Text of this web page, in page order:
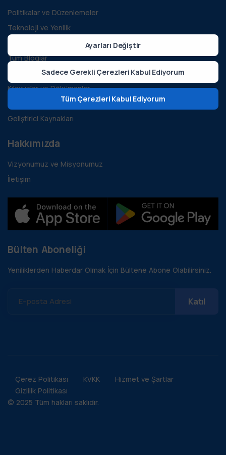
Politikalar ve Düzenlemeler
Teknoloji ve Yenilik
Sürdürülebilirlik ve Yeşil Enerji
Tüm Bloglar
Vaka İncelemeleri
Kılavuzlar ve Dökümanlar
Geliştirici Kaynakları
Hakkımızda
Vizyonumuz ve Misyonumuz
İletişim
Bülten Aboneliği
Yeniliklerden Haberdar Olmak İçin Bültene Abone Olabilirsiniz.
E-posta Adresi
© 2025 Tüm hakları saklıdır.
Çerez Politikası KVKK
Hizmet ve Şartlar
Gizlilik Politikası
Ayarları Değiştir
Sadece Gerekli Çerezleri Kabul Ediyorum
Tüm Çerezleri Kabul Ediyorum